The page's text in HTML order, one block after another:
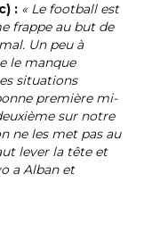
: « Le football est
frappe au but de
Un peu à
le manque
situations
première mi-
sur notre
ne les met pas au
lever la tête et
a Alban et